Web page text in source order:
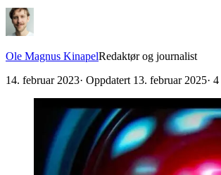
Ole Magnus KinapelRedaktør og journalist
14. februar 2023· Oppdatert 13. februar 2025· 4